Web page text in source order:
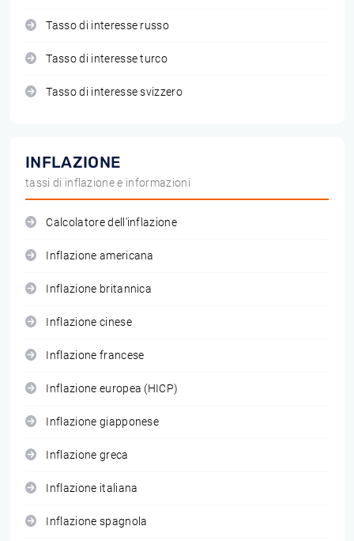
Tasso di interesse russo
Tasso di interesse turco
Tasso di interesse svizzero
INFLAZIONE
tassi di inflazione e informazioni
Calcolatore dell'inflazione
Inflazione americana
Inflazione britannica
Inflazione cinese
Inflazione francese
Inflazione europea (HICP)
Inflazione giapponese
Inflazione greca
Inflazione italiana
Inflazione spagnola